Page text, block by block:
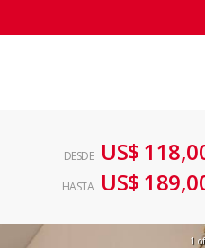
DESDE US$
HASTA US$
1